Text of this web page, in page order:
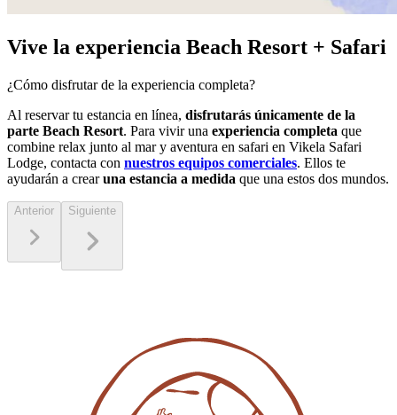
Vive la experiencia Beach Resort + Safari
¿Cómo disfrutar de la experiencia completa?
Al reservar tu estancia en línea, disfrutarás únicamente de la
parte Beach Resort. Para vivir una experiencia completa que
combine relax junto al mar y aventura en safari en Vikela Safari
Lodge, contacta con nuestros equipos comerciales. Ellos te
ayudarán a crearuna estancia a medida que una estos dos mundos.
Anterior Siguiente